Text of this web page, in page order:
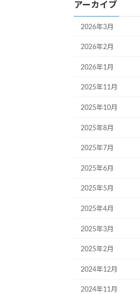
アーカイブ
2026年3月
2026年2月
2026年1月
2025年11月
2025年10月
2025年8月
2025年7月
2025年6月
2025年5月
2025年4月
2025年3月
2025年2月
2024年12月
2024年11月